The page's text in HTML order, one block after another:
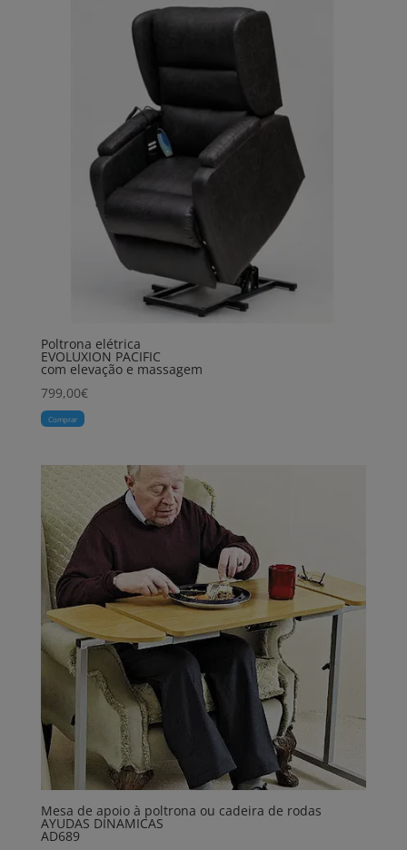
Poltrona elétrica
EVOLUXION PACIFIC
com elevação e massagem
799,00€
Comprar
Mesa de apoio à poltrona ou cadeira de rodas
AYUDAS DINAMICAS
AD689